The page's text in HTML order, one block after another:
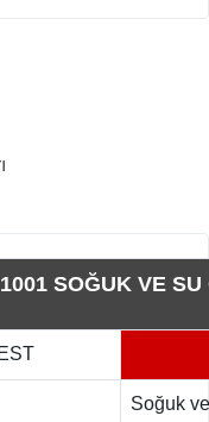
SOĞUK VE
Soğuk